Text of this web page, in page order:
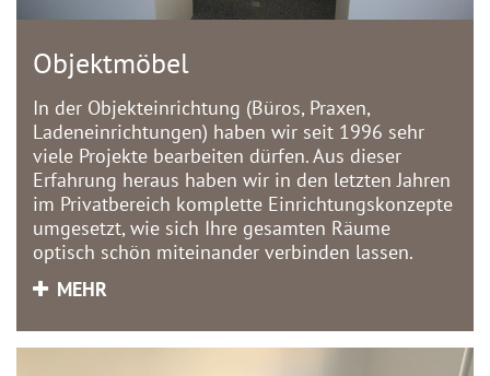
Objektmöbel
In der Objekteinrichtung (Büros, Praxen,
Ladeneinrichtungen) haben wir seit 1996 sehr
viele Projekte bearbeiten dürfen. Aus dieser
Erfahrung heraus haben wir in den letzten Jahren
im Privatbereich komplette Einrichtungskonzepte
umgesetzt, wie sich Ihre gesamten Räume
optisch schön miteinander verbinden lassen.
MEHR